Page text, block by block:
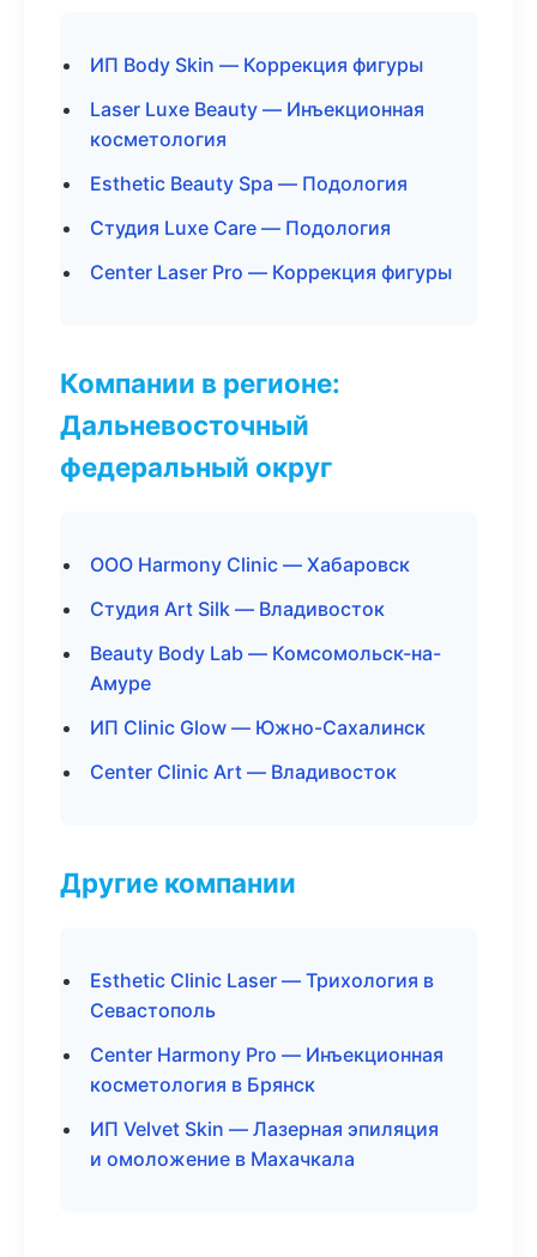
ИП Body Skin — Коррекция фигуры
Laser Luxe Beauty — Инъекционная
косметология
Esthetic Beauty Spa — Подология
Студия Luxe Care — Подология
Center Laser Pro — Коррекция фигуры
Компании в регионе:
Дальневосточный
федеральный округ
ООО Harmony Clinic — Хабаровск
Студия Art Silk — Владивосток
Beauty Body Lab — Комсомольск-на-
Амуре
ИП Clinic Glow — Южно-Сахалинск
Center Clinic Art — Владивосток
Другие компании
Esthetic Clinic Laser — Трихология в
Севастополь
Center Harmony Pro — Инъекционная
косметология в Брянск
ИП Velvet Skin — Лазерная эпиляция
и омоложение в Махачкала